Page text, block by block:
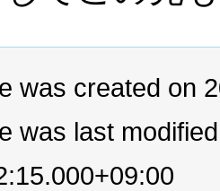
was created on
was last